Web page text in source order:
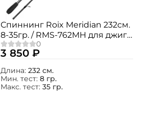
Спиннинг Roix Meridian 232см.
8-35гр. / RMS-762MH для джига,
воблеров и блесен
3 850 ₽
Длина: 232 см.
Мин. тест: 8 гр.
Макс. тест: 35 гр.